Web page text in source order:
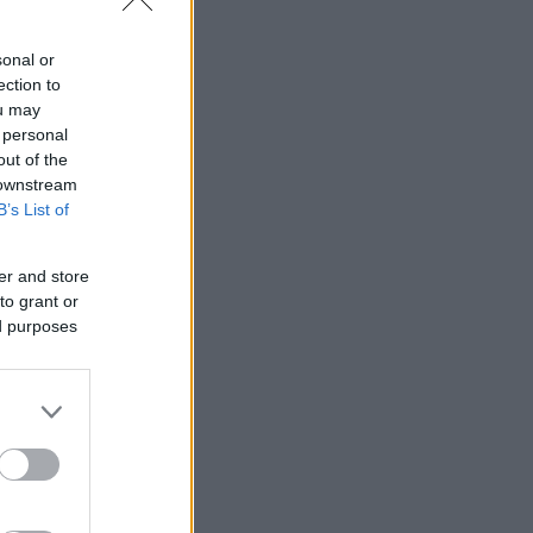
or
to
may
of the
List of
and store
grant or
purposes